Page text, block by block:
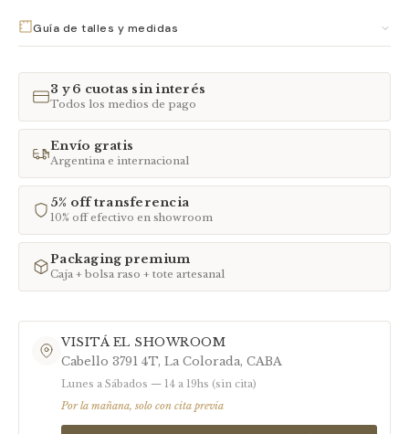
Guía de talles y medidas
ANILLOS CADENAS CORAZONES PULSERAS
TAMAÑO NOMBRE
Mini
Chico
3 Grande Statement · Cadena o tiento
Mega /
Relicario
Pieza excepcional
3 y 6 cuotas sin interés
Todos los medios de pago
Envío gratis
Argentina e internacional
5% off transferencia
10% off efectivo en showroom
Packaging premium
Caja + bolsa raso + tote artesanal
VISITÁ EL SHOWROOM
Cabello 3791 4T, La Colorada, CABA
Lunes a Sábados — 14 a 19hs (sin cita)
Por la mañana, solo con cita previa